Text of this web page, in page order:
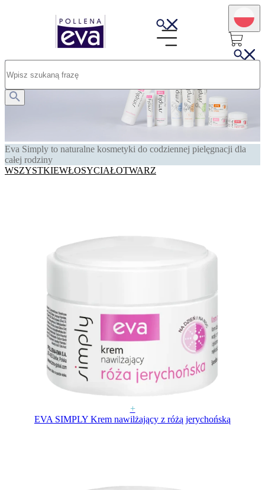
Eva Simply to naturalne kosmetyki do codziennej pielęgnacji dla
całej rodziny
WSZYSTKIEWŁOSYCIAŁOTWARZ
+
EVA SIMPLY Krem nawilżający z różą jerychońską